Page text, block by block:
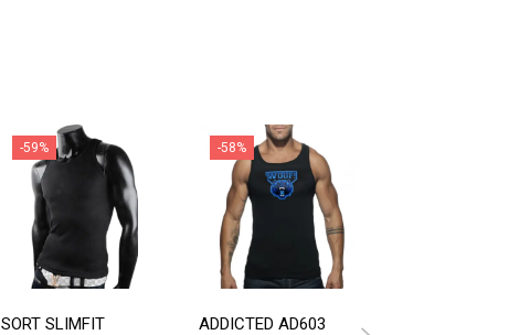
-59%
SORT SLIMFIT
-58%
ADDICTED AD603